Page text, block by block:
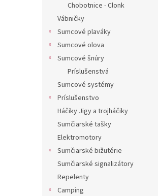
Chobotnice - Clonk
Vábničky
Sumcové plaváky
Sumcové olova
Sumcové šnúry
Príslušenstvá
Sumcové systémy
Príslušenstvo
Háčiky Jigy a trojháčiky
Sumčiarské tašky
Elektromotory
Sumčiarské bižutérie
Sumčiarské signalizátory
Repelenty
Camping